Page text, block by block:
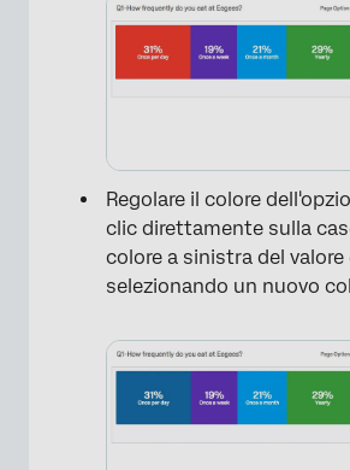
Regolare il colore
clic direttamente sulla
colore a sinistra del valore
selezionando un nuovo